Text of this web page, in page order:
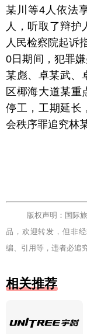
某川等4人依法
人，听取了辩护
人民检察院起诉
0日期间，犯罪
某 彪、卓某武、
区椰海大道某重
停工，工期延长
会秩序罪追究林
版权声明：国际
品，欢迎转发，但非
编、引用等，违者必追
相关推荐